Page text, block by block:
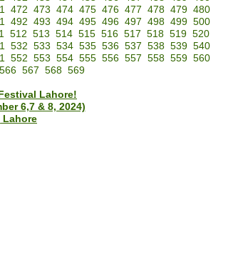
472 473 474 475 476 477 478 479 480
492 493 494 495 496 497 498 499 500
512 513 514 515 516 517 518 519 520
532 533 534 535 536 537 538 539 540
552 553 554 555 556 557 558 559 560
566 567 568 569
Lahore!
6,7 & 8, 2024)
Lahore